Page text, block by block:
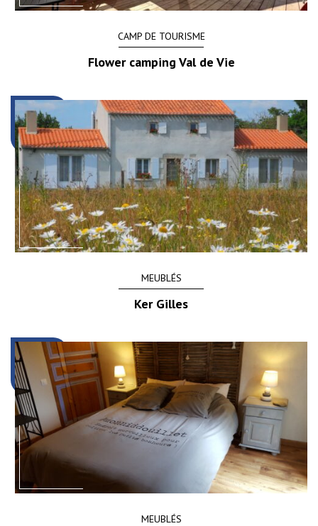
CAMP DE TOURISME
Flower camping Val de Vie
MEUBLÉS
Ker Gilles
MEUBLÉS